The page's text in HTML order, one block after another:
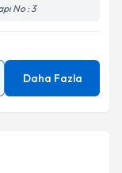
No : 3
Daha Fazla